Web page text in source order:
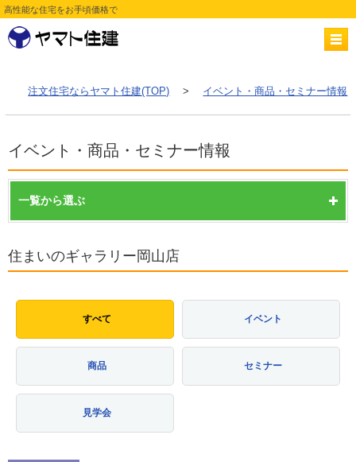
高性能な住宅をお手頃価格で
注文住宅ならヤマト住建(TOP) > イベント・商品・セミナー情報
イベント・商品・セミナー情報
一覧から選ぶ
住まいのギャラリー岡山店
すべて イベント
商品 セミナー
見学会